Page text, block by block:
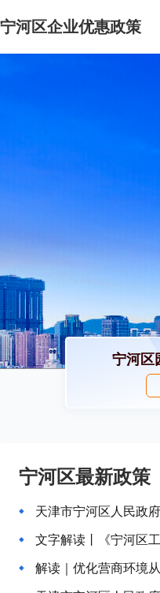
宁河区企业优惠政策
宁河区
宁河区最新政策
文字解读丨《宁河区